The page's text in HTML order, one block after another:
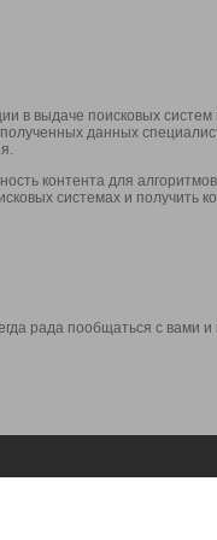
в выдаче поисковых
данных
контента для
системах и получить
рада пообщаться с вами